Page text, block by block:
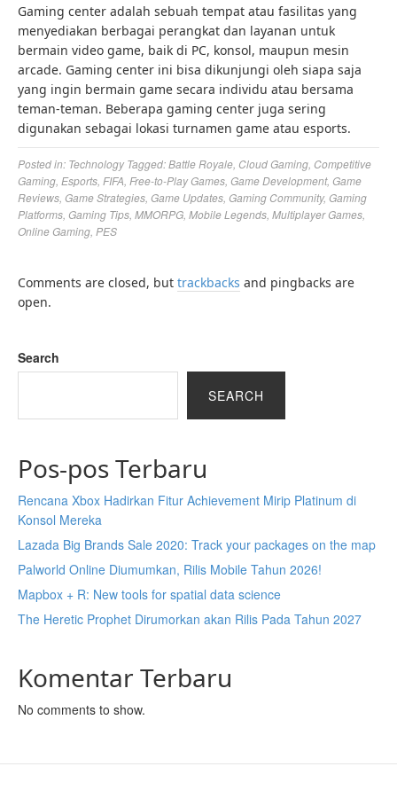
Gaming center adalah sebuah tempat atau fasilitas yang
menyediakan berbagai perangkat dan layanan untuk
bermain video game, baik di PC, konsol, maupun mesin
arcade. Gaming center ini bisa dikunjungi oleh siapa saja
yang ingin bermain game secara individu atau bersama
teman-teman. Beberapa gaming center juga sering
digunakan sebagai lokasi turnamen game atau esports.
Posted in: Technology Tagged:Battle Royale Cloud Gaming Competitive
Gaming Esports FIFA Free-to-Play Games Game Development, Game
Reviews Game Strategies Game Updates Gaming Community, Gaming
Platforms Gaming Tips MMORPG Mobile Legends Multiplayer Games
Online Gaming PES
Comments are closed, but trackbacks and pingbacks are
open.
Search
SEARCH
Pos-pos Terbaru
Rencana Xbox Hadirkan Fitur Achievement Mirip Platinum di
Konsol Mereka
Lazada Big Brands Sale 2020: Track your packages on the map
Palworld Online Diumumkan, Rilis Mobile Tahun 2026!
Mapbox + R: New tools for spatial data science
The Heretic Prophet Dirumorkan akan Rilis Pada Tahun 2027
Komentar Terbaru
No comments to show.